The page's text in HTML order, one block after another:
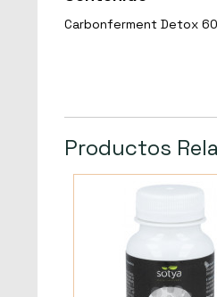
Carbonferment Detox
Productos